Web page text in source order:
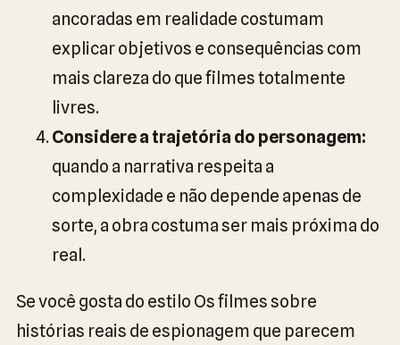
ancoradas em realidade costumam
explicar objetivos e consequências com
mais clareza do que filmes totalmente
livres.
Considere a trajetória do personagem:
quando a narrativa respeita a
complexidade e não depende apenas de
sorte, a obra costuma ser mais próxima do
real.
Se você gosta do estilo Os filmes sobre
histórias reais de espionagem que parecem